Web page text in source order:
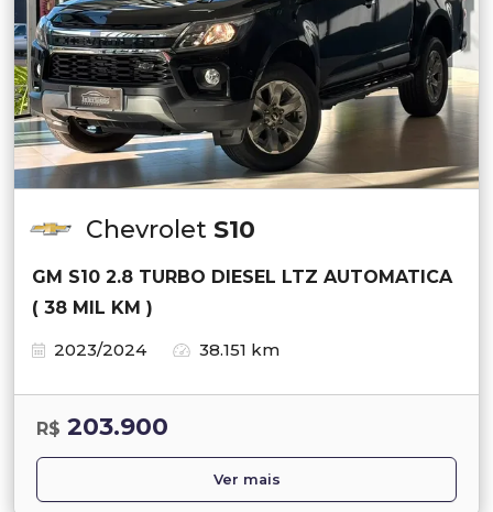
Chevrolet S10
GM S10 2.8 TURBO DIESEL LTZ AUTOMATICA
( 38 MIL KM )
2023/2024
38.151 km
R$ 203.900
Ver mais